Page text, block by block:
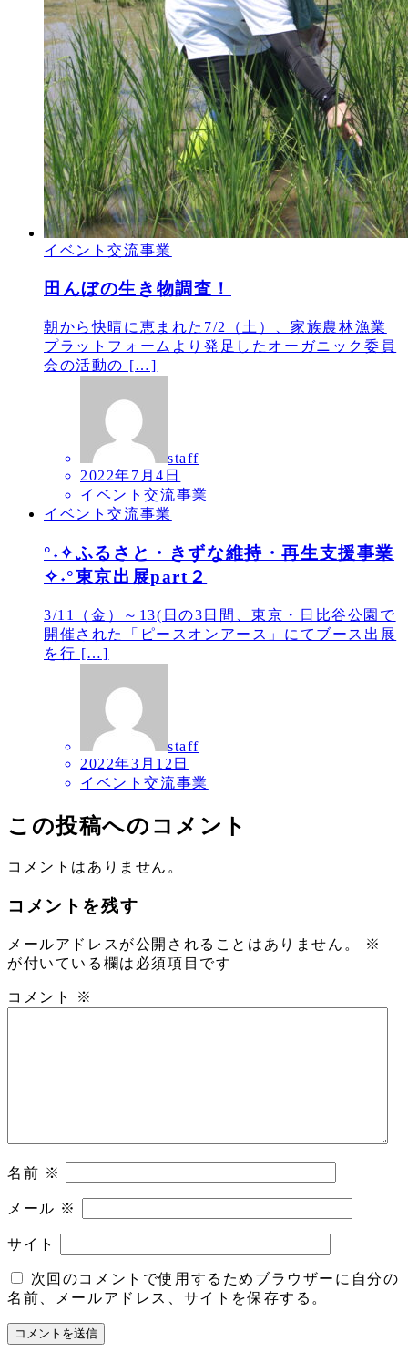
イベント交流事業
田んぼの生き物調査！
朝から快晴に恵まれた7/2（土）、家族農林漁業
プラットフォームより発足したオーガニック委員
会の活動の […]
staff
2022年7月4日
イベント交流事業
イベント交流事業
°˖✧ふるさと・きずな維持・再生支援事業
✧˖°東京出展part２
3/11（金）～13(日の3日間、東京・日比谷公園で
開催された「ピースオンアース」にてブース出展
を行 […]
staff
2022年3月12日
イベント交流事業
この投稿へのコメント
コメントはありません。
コメントを残す
メールアドレスが公開されることはありません。
※
が付いている欄は必須項目です
コメント ※
名前 ※
メール ※
サイト
次回のコメントで使用するためブラウザーに自分の
名前、メールアドレス、サイトを保存する。